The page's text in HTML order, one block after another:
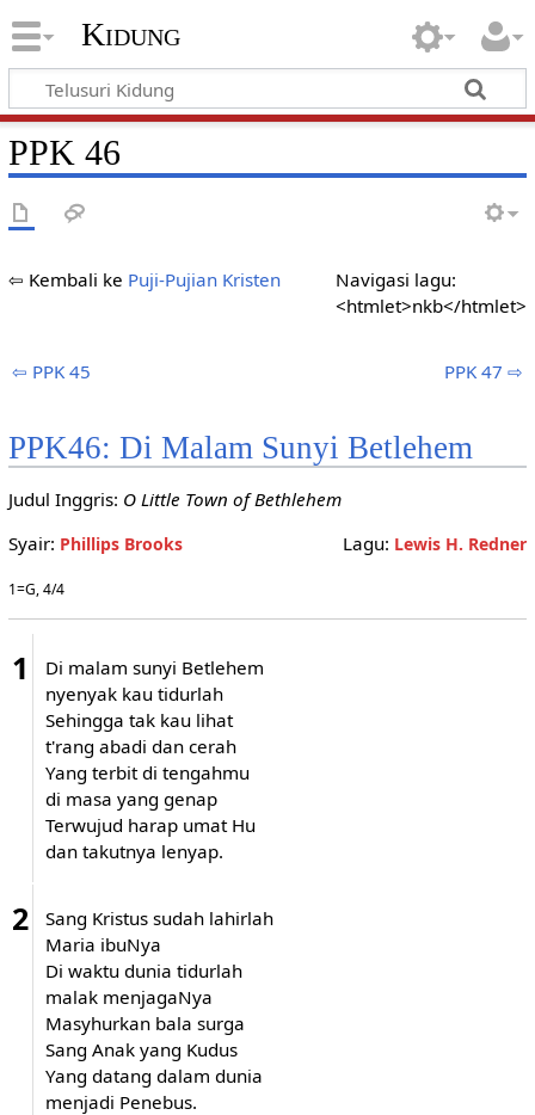
Kidung
PPK 46
Navigasi lagu:
<htmlet>nkb</htmlet>
⇦ Kembali ke Puji-Pujian Kristen
⇦ PPK 45 PPK 47 ⇨
PPK46: Di Malam Sunyi Betlehem
Judul Inggris: O Little Town of Bethlehem
Lagu: Lewis H. Redner
Syair: Phillips Brooks
1=G, 4/4
1
Di malam sunyi Betlehem
nyenyak kau tidurlah
Sehingga tak kau lihat
t'rang abadi dan cerah
Yang terbit di tengahmu
di masa yang genap
Terwujud harap umat Hu
dan takutnya lenyap.
2
Sang Kristus sudah lahirlah
Maria ibuNya
Di waktu dunia tidurlah
malak menjagaNya
Masyhurkan bala surga
Sang Anak yang Kudus
Yang datang dalam dunia
menjadi Penebus.